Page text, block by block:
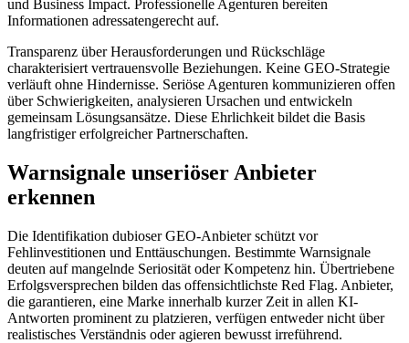
und Business Impact. Professionelle Agenturen bereiten
Informationen adressatengerecht auf.
Transparenz über Herausforderungen und Rückschläge
charakterisiert vertrauensvolle Beziehungen. Keine GEO-Strategie
verläuft ohne Hindernisse. Seriöse Agenturen kommunizieren offen
über Schwierigkeiten, analysieren Ursachen und entwickeln
gemeinsam Lösungsansätze. Diese Ehrlichkeit bildet die Basis
langfristiger erfolgreicher Partnerschaften.
Warnsignale unseriöser Anbieter
erkennen
Die Identifikation dubioser GEO-Anbieter schützt vor
Fehlinvestitionen und Enttäuschungen. Bestimmte Warnsignale
deuten auf mangelnde Seriosität oder Kompetenz hin. Übertriebene
Erfolgsversprechen bilden das offensichtlichste Red Flag. Anbieter,
die garantieren, eine Marke innerhalb kurzer Zeit in allen KI-
Antworten prominent zu platzieren, verfügen entweder nicht über
realistisches Verständnis oder agieren bewusst irreführend.